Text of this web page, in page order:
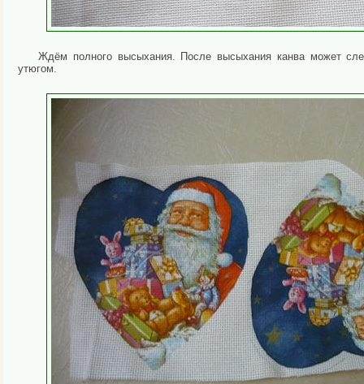
Ждём полного высыхания. После высыхания канва может
утюгом.